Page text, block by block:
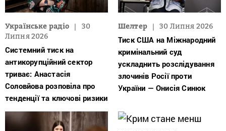
Українське радіо
30
Липня 2026
Системний тиск на
антикорупційний сектор
триває: Анастасія
Соловйова розповіла про
тенденції та ключові ризики
Шелтер 30 Липня 2026
Тиск США на Міжнародний
кримінальний суд
ускладнить розслідування
злочинів Росії проти
України — Онисія Синюк